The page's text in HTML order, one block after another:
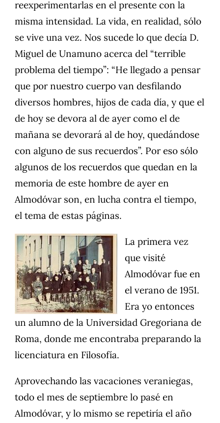
reexperimentarlas en el presente con la
misma intensidad. La vida, en realidad, sólo
se vive una vez. Nos sucede lo que decía D.
Miguel de Unamuno acerca del “terrible
problema del tiempo”: “He llegado a pensar
que por nuestro cuerpo van desfilando
diversos hombres, hijos de cada día, y que el
de hoy se devora al de ayer como el de
mañana se devorará al de hoy, quedándose
con alguno de sus recuerdos”. Por eso sólo
algunos de los recuerdos que quedan en la
memoria de este hombre de ayer en
Almodóvar son, en lucha contra el tiempo,
el tema de estas páginas.
La primera vez
que visité
Almodóvar fue en
el verano de 1951.
Era yo entonces
un alumno de la Universidad Gregoriana de
Roma, donde me encontraba preparando la
licenciatura en Filosofía.
Aprovechando las vacaciones veraniegas,
todo el mes de septiembre lo pasé en
Almodóvar, y lo mismo se repetiría el año